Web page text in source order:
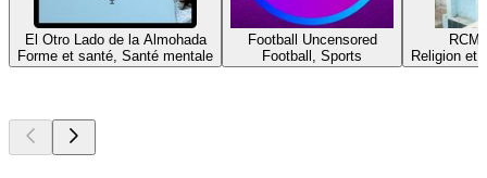
El Otro Lado de la Almohada
Forme et santé, Santé mentale
Football Uncensored
Football, Sports
RCM
Religion et